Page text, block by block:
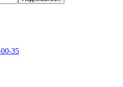
35